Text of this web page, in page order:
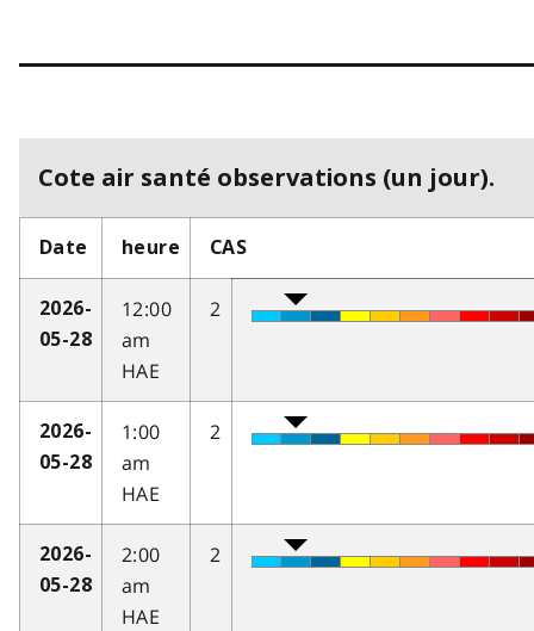
Cote air santé observations (un jour).
Date heure CAS
2026-
05-28
12:00
am
HAE
2
2026-
05-28
1:00
am
HAE
2
2026-
05-28
2:00
am
HAE
2